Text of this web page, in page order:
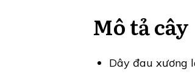
Mô tả cây
Dây đau xương